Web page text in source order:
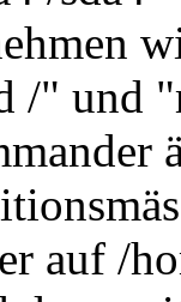
/" und
auf /